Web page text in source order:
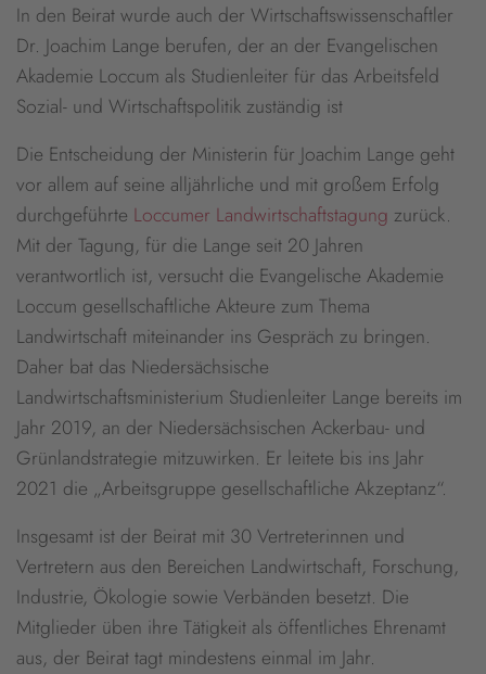
In den Beirat wurde auch der Wirtschaftswissenschaftler
Dr. Joachim Lange berufen, der an der Evangelischen
Akademie Loccum als Studienleiter für das Arbeitsfeld
Sozial- und Wirtschaftspolitik zuständig ist
Die Entscheidung der Ministerin für Joachim Lange geht
vor allem auf seine alljährliche und mit großem Erfolg
durchgeführte Loccumer Landwirtschaftstagung zurück.
Mit der Tagung, für die Lange seit 20 Jahren
verantwortlich ist, versucht die Evangelische Akademie
Loccum gesellschaftliche Akteure zum Thema
Landwirtschaft miteinander ins Gespräch zu bringen.
Daher bat das Niedersächsische
Landwirtschaftsministerium Studienleiter Lange bereits im
Jahr 2019, an der Niedersächsischen Ackerbau- und
Grünlandstrategie mitzuwirken. Er leitete bis ins Jahr
2021 die „Arbeitsgruppe gesellschaftliche Akzeptanz“.
Insgesamt ist der Beirat mit 30 Vertreterinnen und
Vertretern aus den Bereichen Landwirtschaft, Forschung,
Industrie, Ökologie sowie Verbänden besetzt. Die
Mitglieder üben ihre Tätigkeit als öffentliches Ehrenamt
aus, der Beirat tagt mindestens einmal im Jahr.